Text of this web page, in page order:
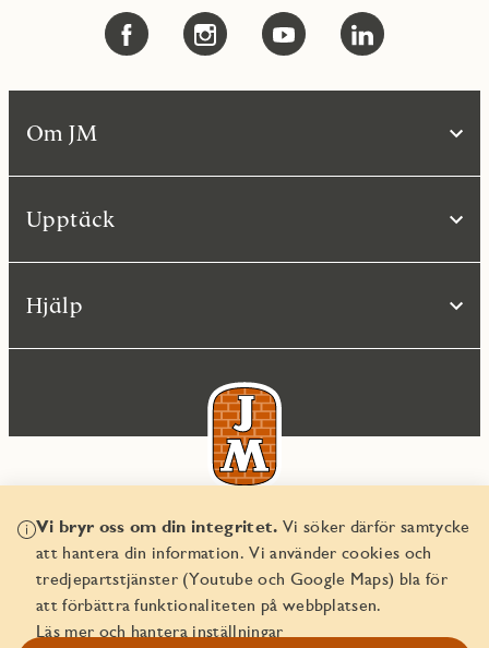
Vi bryr oss om din integritet. Vi söker därför samtycke
att hantera din information. Vi använder cookies och
tredjepartstjänster (Youtube och Google Maps) bla för
att förbättra funktionaliteten på webbplatsen.
Läs mer och hantera inställningar
Om JM
Upptäck
Hjälp
© JM AB 2026
Organisationsnummer 556045-2103